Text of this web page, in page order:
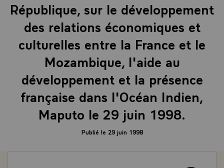
République, sur le développement
des relations économiques et
culturelles entre la France et le
Mozambique, l'aide au
développement et la présence
française dans l'Océan Indien,
Maputo le 29 juin 1998.
Publié le 29 juin 1998